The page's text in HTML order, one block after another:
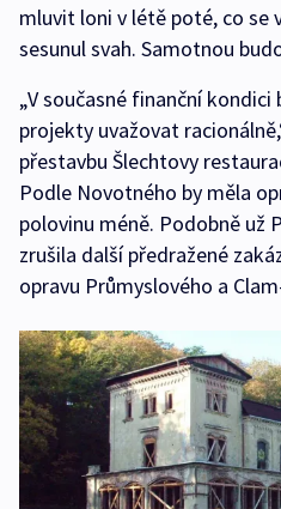
mluvit loni v létě poté, co se
sesunul svah. Samotnou
„V současné finanční
projekty uvažovat
přestavbu Šlechtovy
Podle Novotného by měla
polovinu méně. Podobně už
zrušila další předražené
opravu Průmyslového a